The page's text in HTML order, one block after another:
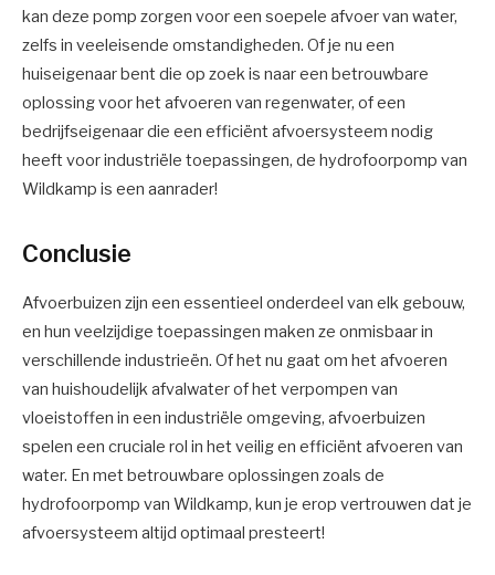
kan deze pomp zorgen voor een soepele afvoer van water,
zelfs in veeleisende omstandigheden. Of je nu een
huiseigenaar bent die op zoek is naar een betrouwbare
oplossing voor het afvoeren van regenwater, of een
bedrijfseigenaar die een efficiënt afvoersysteem nodig
heeft voor industriële toepassingen, de hydrofoorpomp van
Wildkamp is een aanrader!
Conclusie
Afvoerbuizen zijn een essentieel onderdeel van elk gebouw,
en hun veelzijdige toepassingen maken ze onmisbaar in
verschillende industrieën. Of het nu gaat om het afvoeren
van huishoudelijk afvalwater of het verpompen van
vloeistoffen in een industriële omgeving, afvoerbuizen
spelen een cruciale rol in het veilig en efficiënt afvoeren van
water. En met betrouwbare oplossingen zoals de
hydrofoorpomp van Wildkamp, kun je erop vertrouwen dat je
afvoersysteem altijd optimaal presteert!